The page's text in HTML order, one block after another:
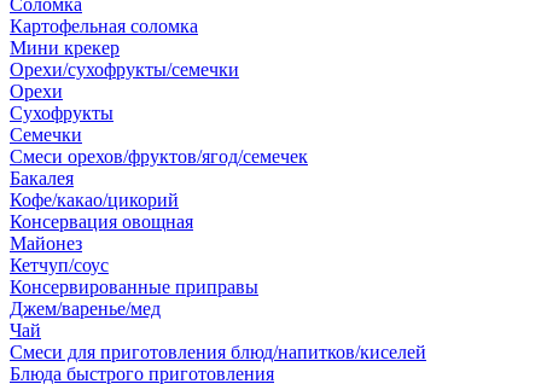
Соломка
Картофельная соломка
Мини крекер
Орехи/сухофрукты/семечки
Орехи
Сухофрукты
Семечки
Смеси орехов/фруктов/ягод/семечек
Бакалея
Кофе/какао/цикорий
Консервация овощная
Майонез
Кетчуп/соус
Консервированные приправы
Джем/варенье/мед
Чай
Смеси для приготовления блюд/напитков/киселей
Блюда быстрого приготовления